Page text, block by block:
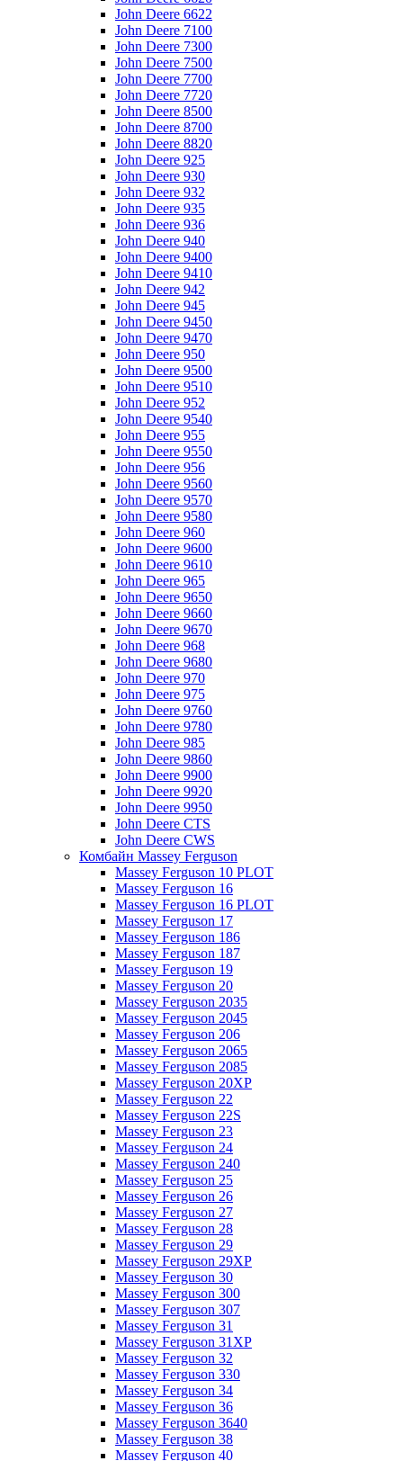
John Deere 6622
John Deere 7100
John Deere 7300
John Deere 7500
John Deere 7700
John Deere 7720
John Deere 8500
John Deere 8700
John Deere 8820
John Deere 925
John Deere 930
John Deere 932
John Deere 935
John Deere 936
John Deere 940
John Deere 9400
John Deere 9410
John Deere 942
John Deere 945
John Deere 9450
John Deere 9470
John Deere 950
John Deere 9500
John Deere 9510
John Deere 952
John Deere 9540
John Deere 955
John Deere 9550
John Deere 956
John Deere 9560
John Deere 9570
John Deere 9580
John Deere 960
John Deere 9600
John Deere 9610
John Deere 965
John Deere 9650
John Deere 9660
John Deere 9670
John Deere 968
John Deere 9680
John Deere 970
John Deere 975
John Deere 9760
John Deere 9780
John Deere 985
John Deere 9860
John Deere 9900
John Deere 9920
John Deere 9950
John Deere CTS
John Deere CWS
Комбайн Massey Ferguson
Massey Ferguson 10 PLOT
Massey Ferguson 16
Massey Ferguson 16 PLOT
Massey Ferguson 17
Massey Ferguson 186
Massey Ferguson 187
Massey Ferguson 19
Massey Ferguson 20
Massey Ferguson 2035
Massey Ferguson 2045
Massey Ferguson 206
Massey Ferguson 2065
Massey Ferguson 2085
Massey Ferguson 20XP
Massey Ferguson 22
Massey Ferguson 22S
Massey Ferguson 23
Massey Ferguson 24
Massey Ferguson 240
Massey Ferguson 25
Massey Ferguson 26
Massey Ferguson 27
Massey Ferguson 28
Massey Ferguson 29
Massey Ferguson 29XP
Massey Ferguson 30
Massey Ferguson 300
Massey Ferguson 307
Massey Ferguson 31
Massey Ferguson 31XP
Massey Ferguson 32
Massey Ferguson 330
Massey Ferguson 34
Massey Ferguson 36
Massey Ferguson 3640
Massey Ferguson 38
Massey Ferguson 40